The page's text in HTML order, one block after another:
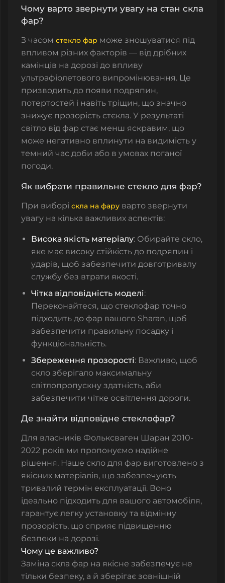
Чому варто звернути увагу на стан скла
фар?
З часом стекло фар може зношуватися під
впливом різних факторів — від дрібних
камінців на дорозі до впливу
ультрафіолетового випромінювання. Це
призводить до появи подряпин,
потертостей і навіть тріщин, що значно
знижує прозорість стєкла. У результаті
світло від фар стає менш яскравим, що
може негативно вплинути на видимість у
темний час доби або в умовах поганої
погоди.
Як вибрати правильне стекло для фар?
При виборі скла на фару варто звернути
увагу на кілька важливих аспектів:
Висока якість матеріалу: Обирайте скло,
яке має високу стійкість до подряпин і
ударів, щоб забезпечити довготривалу
службу без втрати якості.
Чітка відповідність моделі:
Переконайтеся, що стеклофар точно
підходить до фар вашого Sharan, щоб
забезпечити правильну посадку і
функціональність.
Збереження прозорості: Важливо, щоб
скло зберігало максимальну
світлопропускну здатність, аби
забезпечити чітке освітлення дороги.
Де знайти відповідне стеклофар?
Для власників Фольксваген Шаран 2010-
2022 років ми пропонуємо надійне
рішення. Наше скло для фар виготовлено з
якісних матеріалів, що забезпечують
тривалий термін експлуатації. Воно
ідеально підходить для вашого автомобіля,
гарантує легку установку та відмінну
прозорість, що сприяє підвищенню
безпеки на дорозі.
Чому це важливо?
Заміна скла фар на якісне забезпечує не
тільки безпеку, а й зберігає зовнішній